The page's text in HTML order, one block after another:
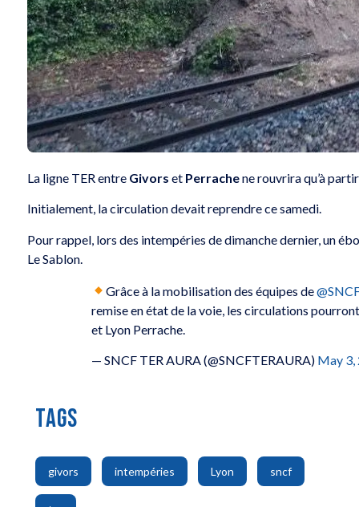
La ligne TER entre Givors et Perrachene rouvrira qu’à
Initialement, la circulation devait reprendre ce samedi.
Pour rappel, lors des intempéries de dimanche dernier, un
Le Sablon.
Grâce à la mobilisation des équipes de
remise en état de la voie, les circulations
et Lyon Perrache.
— SNCF TER AURA (@SNCFTERAURA) May 3,
TAGS
givors
,
intempéries
,
Lyon
,
sncf